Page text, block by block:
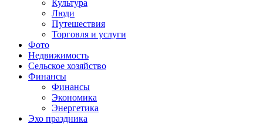
Культура
Люди
Путешествия
Торговля и услуги
Фото
Недвижимость
Сельское хозяйство
Финансы
Финансы
Экономика
Энергетика
Эхо праздника